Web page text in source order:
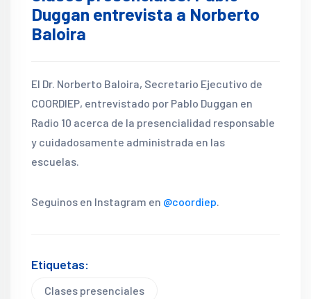
Duggan entrevista a Norberto
Baloira
El Dr. Norberto Baloira, Secretario Ejecutivo de
COORDIEP, entrevistado por Pablo Duggan en
Radio 10 acerca de la presencialidad responsable
y cuidadosamente administrada en las
escuelas.
Seguinos en Instagram en @coordiep.
Etiquetas:
Clases presenciales